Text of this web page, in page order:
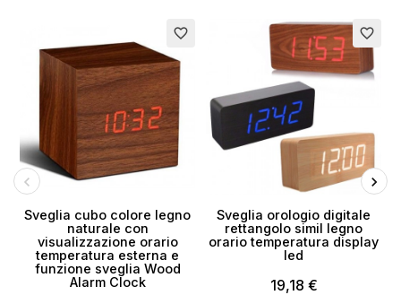
favorite_border
Sveglia cubo colore legno
naturale con
visualizzazione orario
temperatura esterna e
funzione sveglia Wood
Alarm Clock
favorite_border
Sveglia orologio digitale
rettangolo simil legno
orario temperatura display
led
19,18 €